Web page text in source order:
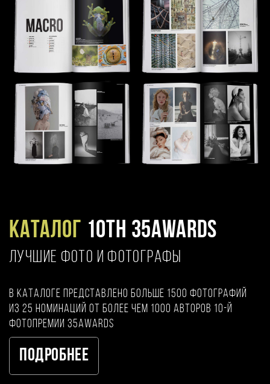
Каталог 10TH 35AWARDS
ЛУЧШИЕ ФОТО И ФОТОГРАФЫ
В каталоге представлено больше 1500 фотографий
из 25 номинаций от более чем 1000 авторов 10-й
фотопремии 35AWARDS
Подробнее